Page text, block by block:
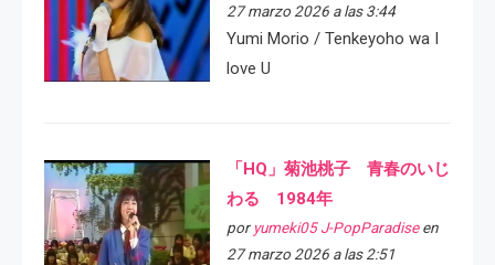
27 marzo 2026 a las 3:44
Yumi Morio / Tenkeyoho wa I
love U
「HQ」菊池桃子 青春のいじ
わる 1984年
por yumeki05 J-PopParadiseen
27 marzo 2026 a las 2:51